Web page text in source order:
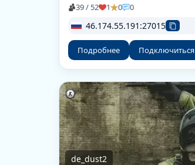
39 / 52 1 0 0
46.174.55.191:27015
Подробнее Подключиться
de_dust2